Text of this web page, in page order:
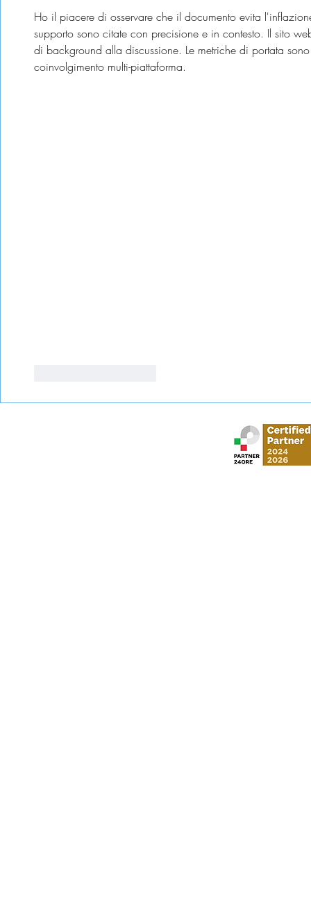
Ho il piacere di osservare che il documento evita
supporto sono citate con precisione e in contesto. Il sito
di background alla discussione. Le metriche di portata
coinvolgimento multi-piattaforma.